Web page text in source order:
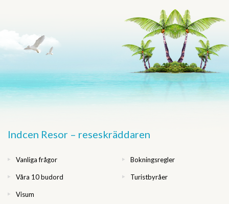
Indcen Resor – reseskräddaren
Vanliga frågor Bokningsregler
Våra 10 budord Turistbyråer
Visum